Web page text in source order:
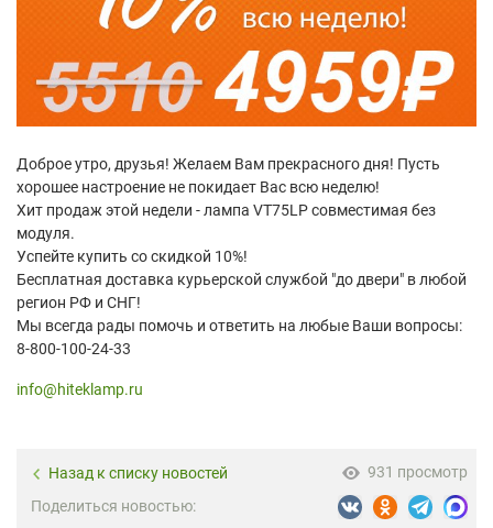
Доброе утро, друзья! Желаем Вам прекрасного дня! Пусть
хорошее настроение не покидает Вас всю неделю!
Хит продаж этой недели - лампа VT75LP совместимая без
модуля.
Успейте купить со скидкой 10%!
Бесплатная доставка курьерской службой "до двери" в любой
регион РФ и СНГ!
Мы всегда рады помочь и ответить на любые Ваши вопросы:
8-800-100-24-33
info@hiteklamp.ru
Назад к списку новостей
931 просмотр
Поделиться новостью: